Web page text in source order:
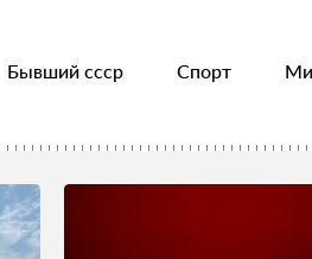
Бывший ссср Спорт